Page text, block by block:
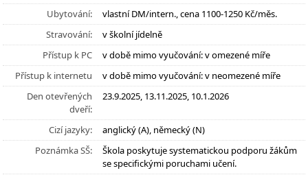
Ubytování:
vlastní DM/intern., cena 1100-1250 Kč/měs.
Stravování:
v školní jídelně
Přístup k PC
v době mimo vyučování: v omezené míře
Přístup k internetu
v době mimo vyučování: v neomezené míře
Den otevřených
dveří:
23.9.2025, 13.11.2025, 10.1.2026
Cizí jazyky:
anglický (A), německý (N)
Poznámka SŠ:
Škola poskytuje systematickou podporu žákům
se specifickými poruchami učení.